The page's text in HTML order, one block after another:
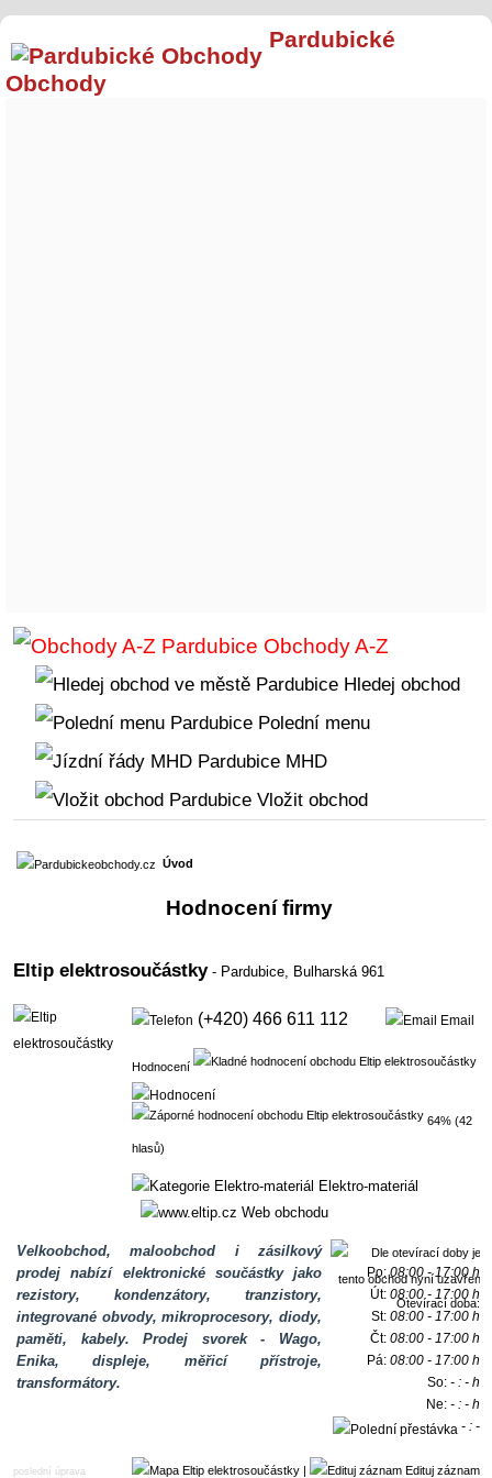
Pardubické
Obchody
Obchody A-Z
Hledej obchod
Polední menu
MHD
Vložit obchod
Úvod
Hodnocení firmy
Eltip elektrosoučástky- Pardubice, Bulharská 961
(+420) 466 611 112 Email
Hodnocení
64% (42
hlasů)
Elektro-materiál
Web obchodu
Velkoobchod, maloobchod i zásilkový
prodej nabízí elektronické součástky jako
rezistory, kondenzátory, tranzistory,
integrované obvody, mikroprocesory, diody,
paměti, kabely. Prodej svorek - Wago,
Enika, displeje, měřicí přístroje,
transformátory.
Otevírací doba:
Po:08:00 - 17:00 h
Út:08:00 - 17:00 h
St:08:00 - 17:00 h
Čt:08:00 - 17:00 h
Pá:08:00 - 17:00 h
So:- : - h
Ne:- : - h
- : -
poslední úprava | Edituj záznam